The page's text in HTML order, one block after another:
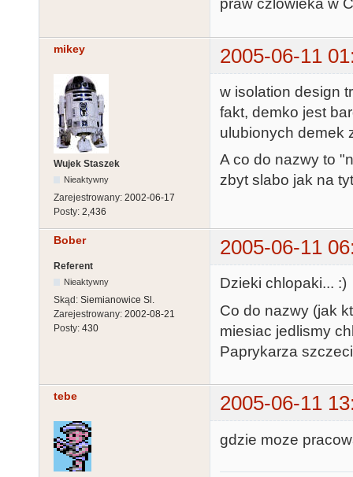
praw czlowieka w
mikey 2005-06-11
Wujek Staszek
Nieaktywny
Zarejestrowany: 2002-06-17
Posty: 2,436
w isolation design
fakt, demko jest
ulubionych demek
A co do nazwy to
zbyt slabo jak na
Bober 2005-06-11
Referent
Nieaktywny
Skąd: Siemianowice Sl.
Zarejestrowany: 2002-08-21
Posty: 430
Dzieki chlopaki... :)
Co do nazwy (jak
miesiac jedlismy
Paprykarza
tebe 2005-06-11
gdzie moze